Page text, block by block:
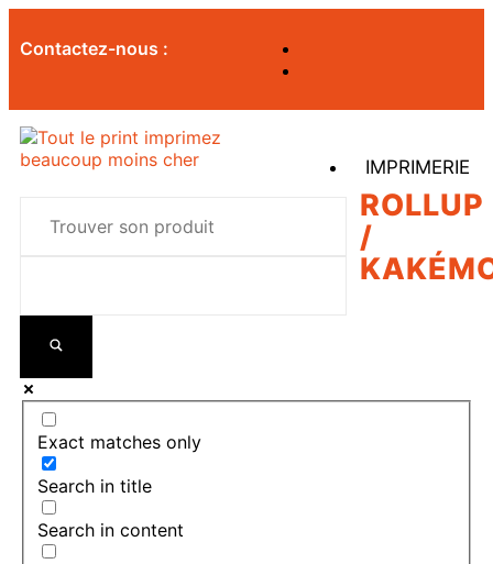
Contactez-nous :
IMPRIMERIE
ROLLUP
/
Exact matches only
Search in title
Search in content